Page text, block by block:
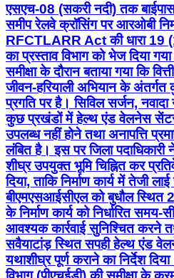
एसएच-08 (सकरी नदी) तक
समीप रेलवे क्रॉसिंग पर आरओबी
RFCTLARR Act की धारा 19
का प्रस्ताव विभाग को भेज दिया
समीक्षा के दौरान बताया गया कि
जीवन-हरियाली अभियान के
प्रगति पर है। सिविल सर्जन,
कुछ प्रखंडों में हेल्थ एंड वेलनेस सेंटर
उपलब्ध नहीं होने तथा अनापत्ति
लंबित है। इस पर जिला पदाधिकारी
शीघ्र उपयुक्त भूमि चिह्नित कर
दिया, ताकि निर्माण कार्य में तेजी
बीएमएसआईसीएल को बुधौल स्थित
के निर्माण कार्य को निर्धारित
आवश्यक कार्रवाई सुनिश्चित करने
सवैयाटांड़ स्थित सपही हेल्थ एंड
यथाशीघ्र पूर्ण कराने का निर्देश